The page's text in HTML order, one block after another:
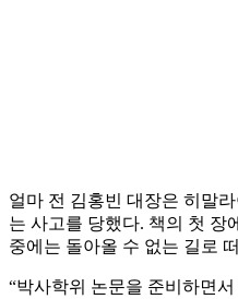
얼마 전 김홍빈 대장은 히말
는 사고를 당했다. 책의 첫 장
중에는 돌아올 수 없는 길로
“박사학위 논문을 준비하면